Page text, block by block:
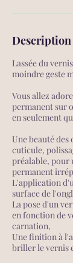
Description
Lassée du
moindre geste
Vous allez
permanent sur
en seulement
Une beauté des
cuticule,
préalable, pour
permanent
L'application
surface de
La pose d'un
en fonction de
carnation,
Une finition à
briller le vernis